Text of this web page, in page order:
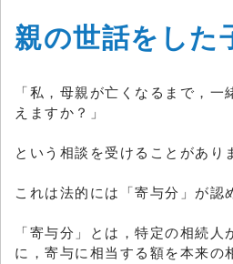
親の世話をした
「私，母親が亡くなるまで，
えますか？」
という相談を受けることがあり
これは法的には「寄与分」が認
「寄与分」とは，特定の相続
に，寄与に相当する額を本来の